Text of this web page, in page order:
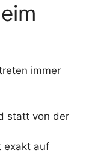
immer
statt von der
exakt auf